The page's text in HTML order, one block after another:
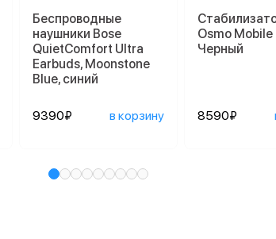
Беспроводные
наушники Bose
QuietComfort Ultra
Earbuds, Moonstone
Blue, синий
9390₽ в корзину
Osmo Mobile
Черный
8590₽